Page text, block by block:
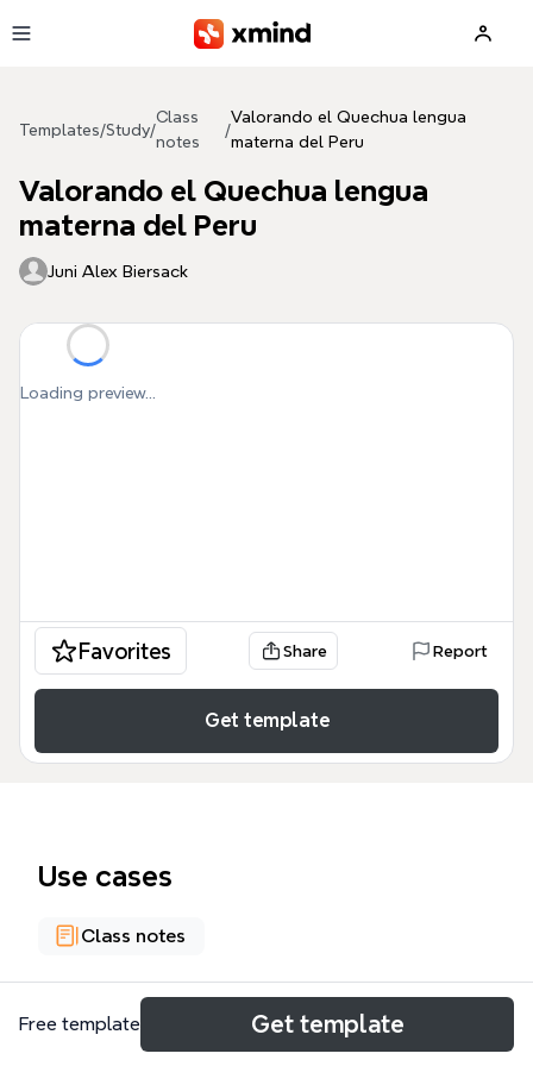
Templates/Study/
Class
notes
/
Valorando el Quechua lengua
materna del Peru
Valorando el Quechua lengua
materna del Peru
Juni Alex Biersack
Loading preview...
Favorites Share Report
Get template
Use cases
Class notes
About
Free template Get template